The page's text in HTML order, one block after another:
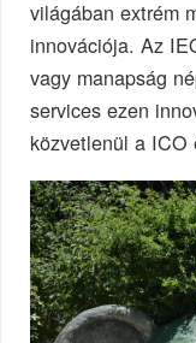
világában extrém
innovációja. Az
vagy manapság
services ezen
közvetlenül a ICO